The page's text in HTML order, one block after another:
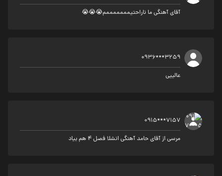
آقای آهنگی ما ناراحتیمممممممم😭😭😭
0936***3259
عالییی
0915***7157
مرسی از آقای حامد آهنگی انشلا فصل ۴ هم بیاد